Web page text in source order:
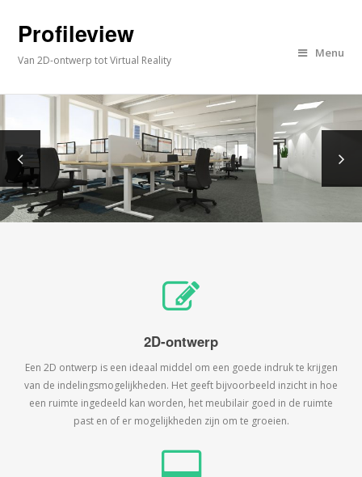
Profileview
Van 2D-ontwerp tot Virtual Reality
Menu
2D-ontwerp
Een 2D ontwerp is een ideaal middel om een goede indruk te krijgen
van de indelingsmogelijkheden. Het geeft bijvoorbeeld inzicht in hoe
een ruimte ingedeeld kan worden, het meubilair goed in de ruimte
past en of er mogelijkheden zijn om te groeien.